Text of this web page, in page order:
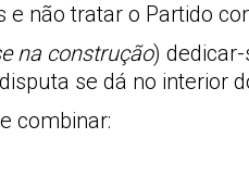
não tratar o Partido
na construção)
se dá no interior
combinar: